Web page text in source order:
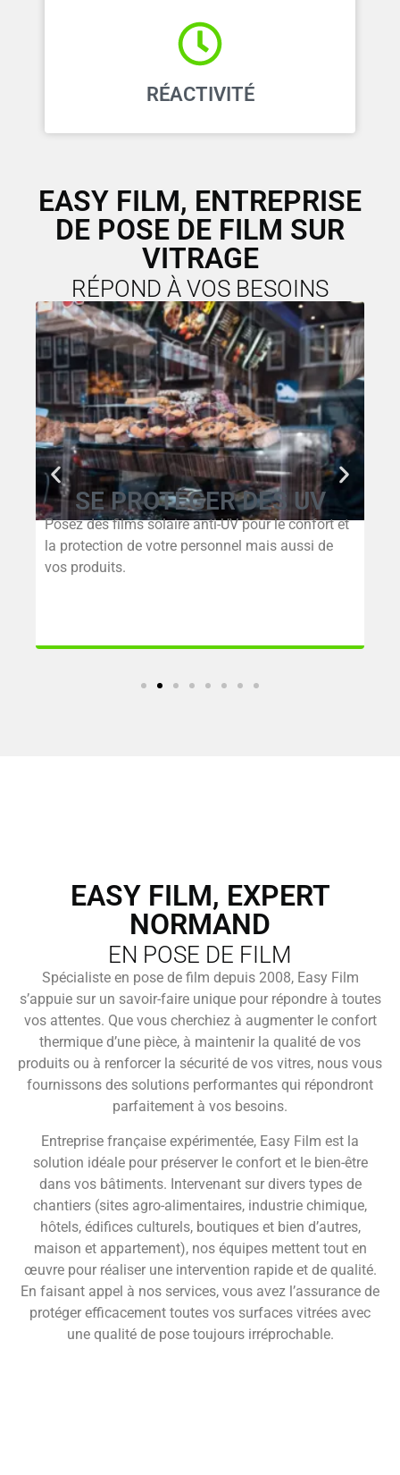
RÉACTIVITÉ
EASY FILM, ENTREPRISE
DE POSE DE FILM SUR
VITRAGE
RÉPOND À VOS BESOINS
SE PROTÉGER DES UV
Posez des films solaire anti-UV pour le confort et
la protection de votre personnel mais aussi de
vos produits.
EASY FILM, EXPERT
NORMAND
EN POSE DE FILM
Spécialiste en pose de film depuis 2008, Easy Film
s’appuie sur un savoir-faire unique pour répondre à toutes
vos attentes. Que vous cherchiez à augmenter le confort
thermique d’une pièce, à maintenir la qualité de vos
produits ou à renforcer la sécurité de vos vitres, nous vous
fournissons des solutions performantes qui répondront
parfaitement à vos besoins.
Entreprise française expérimentée, Easy Film est la
solution idéale pour préserver le confort et le bien-être
dans vos bâtiments. Intervenant sur divers types de
chantiers (sites agro-alimentaires, industrie chimique,
hôtels, édifices culturels, boutiques et bien d’autres,
maison et appartement), nos équipes mettent tout en
œuvre pour réaliser une intervention rapide et de qualité.
En faisant appel à nos services, vous avez l’assurance de
protéger efficacement toutes vos surfaces vitrées avec
une qualité de pose toujours irréprochable.